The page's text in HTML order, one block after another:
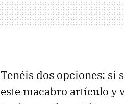
Tenéis dos opciones: si
este macabro artículo y